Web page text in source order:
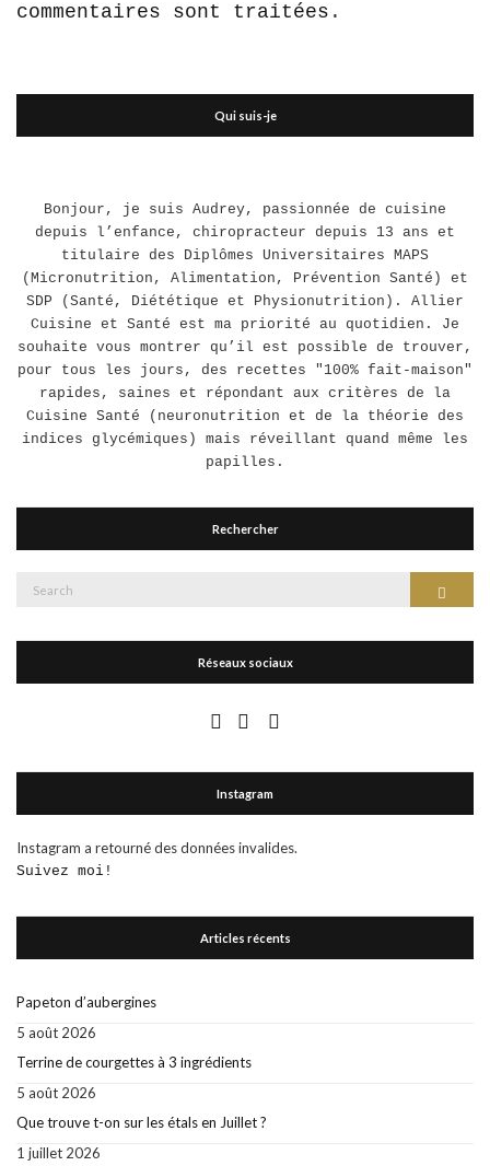
commentaires sont traitées .
Qui suis-je
Bonjour, je suis Audrey, passionnée de cuisine
depuis l’enfance, chiropracteur depuis 13 ans et
titulaire des Diplômes Universitaires MAPS
(Micronutrition, Alimentation, Prévention Santé) et
SDP (Santé, Diététique et Physionutrition). Allier
Cuisine et Santé est ma priorité au quotidien. Je
souhaite vous montrer qu’il est possible de trouver,
pour tous les jours, des recettes "100% fait-maison"
rapides, saines et répondant aux critères de la
Cuisine Santé (neuronutrition et de la théorie des
indices glycémiques) mais réveillant quand même les
papilles.
Rechercher
Réseaux sociaux
Instagram
Instagram a retourné des données invalides.
Suivez moi!
Articles récents
Papeton d’aubergines
5 août 2026
Terrine de courgettes à 3 ingrédients
5 août 2026
Que trouve t-on sur les étals en Juillet ?
1 juillet 2026